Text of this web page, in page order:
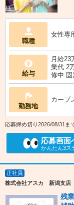
職種
女性専
給与
月給23
業代 2
修中 固
勤務地
カーブ
応募締め切り2026/08/31ま
応募画面
かんたん3ス
正社員
株式会社アスカ 新潟支店
残